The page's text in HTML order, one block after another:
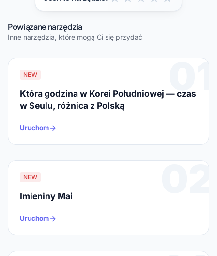
Powiązane narzędzia
Inne narzędzia, które mogą Ci się przydać
01
NEW
Która godzina w Korei Południowej — czas
w Seulu, różnica z Polską
Uruchom
02
NEW
Imieniny Mai
Uruchom